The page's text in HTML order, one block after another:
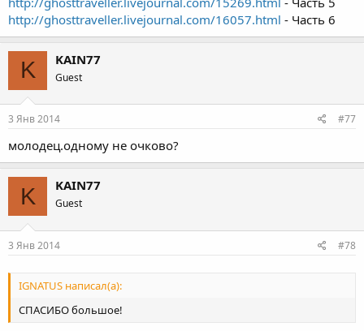
http://ghosttraveller.livejournal.com/16057.html - Часть 6
K KAIN77
Guest
3 Янв 2014 #77
молодец.одному не очково?
K KAIN77
Guest
3 Янв 2014 #78
IGNATUS написал(а):
СПАСИБО большое!